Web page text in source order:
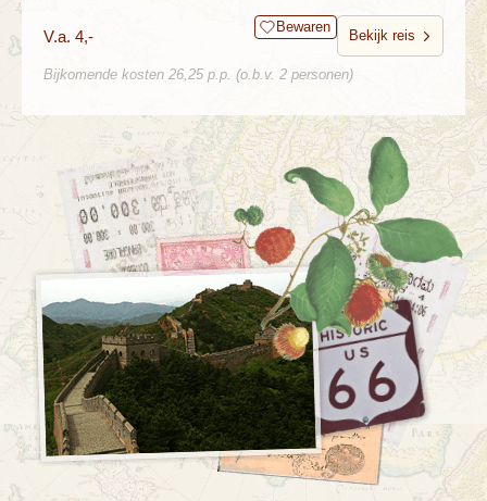
V.a. 4,- Bewaren
Bekijk reis
Bijkomende kosten 26,25 p.p. (o.b.v. 2 personen)